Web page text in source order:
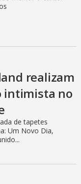
realizam
intimista no
de tapetes
Um Novo Dia,